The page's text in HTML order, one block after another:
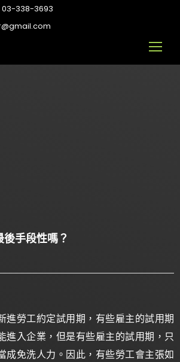
03-338-3693
手段性嗎？
勞工約定試用期，有些雇主的試用期
進入企業，但是有些雇主的試用期，只
成免洗人力。因此，有些勞工會主張如